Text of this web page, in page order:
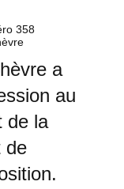
358
a
au
de la
de